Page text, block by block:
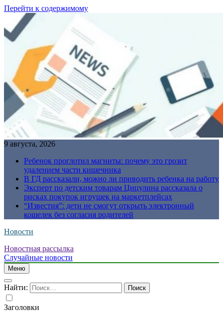
Перейти к содержимому
9 августа, 2026
Ребенок проглотил магниты: почему это грозит
удалением части кишечника
В ГД рассказали, можно ли приводить ребенка на работу
Эксперт по детским товарам Цицулина рассказала о
рисках покупок игрушек на маркетплейсах
“Известия”: дети не смогут открыть электронный
кошелек без согласия родителей
Новости
Новостная рассылка
Случайные новости
Меню
Найти:
Заголовки